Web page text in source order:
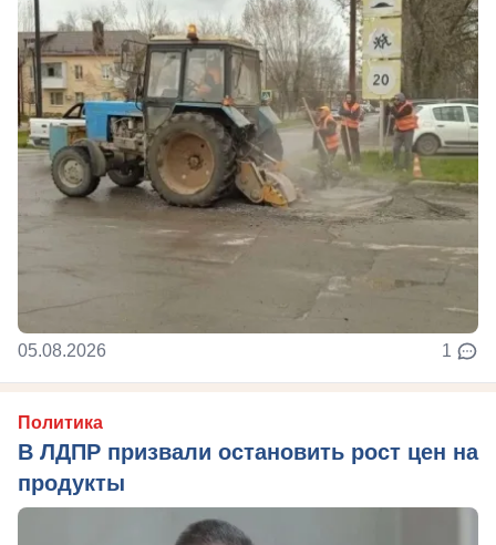
05.08.2026 1
Политика
В ЛДПР призвали остановить рост цен на
продукты